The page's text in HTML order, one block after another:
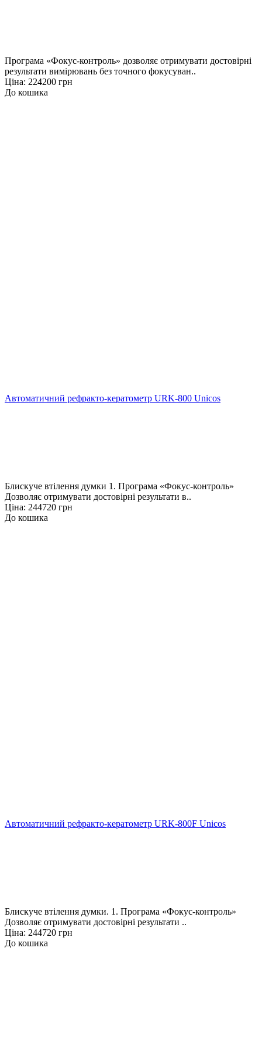
Програма «Фокус-контроль» дозволяє отримувати достовірні
результати вимірювань без точного фокусуван..
Ціна: 224200 грн
До кошика
Автоматичний рефракто-кератометр URK-800 Unicos
Блискуче втілення думки 1. Програма «Фокус-контроль»
Дозволяє отримувати достовірні результати в..
Ціна: 244720 грн
До кошика
Автоматичний рефракто-кератометр URK-800F Unicos
Блискуче втілення думки. 1. Програма «Фокус-контроль»
Дозволяє отримувати достовірні результати ..
Ціна: 244720 грн
До кошика